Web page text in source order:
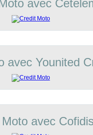
avec
avec Younited
avec